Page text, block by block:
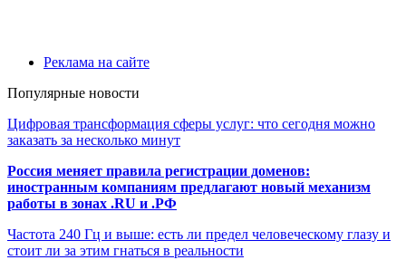
Реклама на сайте
Популярные новости
Цифровая трансформация сферы услуг: что сегодня можно
заказать за несколько минут
Россия меняет правила регистрации доменов:
иностранным компаниям предлагают новый механизм
работы в зонах .RU и .РФ
Частота 240 Гц и выше: есть ли предел человеческому глазу и
стоит ли за этим гнаться в реальности